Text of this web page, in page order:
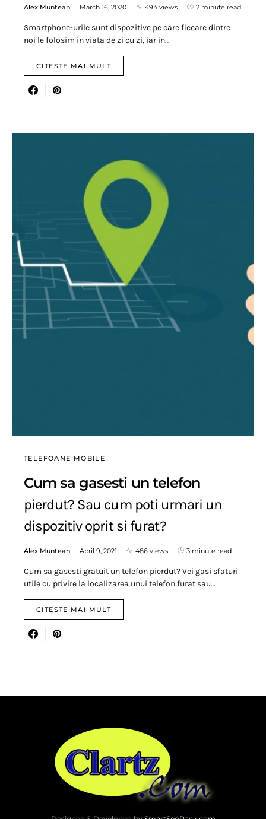
Alex Muntean March 16, 2020 494 views 2 minute read
Smartphone-urile sunt dispozitive pe care fiecare dintre
noi le folosim in viata de zi cu zi, iar in…
CITESTE MAI MULT
TELEFOANE MOBILE
Cum sa gasesti un telefon
pierdut? Sau cum poti urmari un
dispozitiv oprit si furat?
Alex Muntean April 9, 2021 486 views 3 minute read
Cum sa gasesti gratuit un telefon pierdut? Vei gasi sfaturi
utile cu privire la localizarea unui telefon furat sau…
CITESTE MAI MULT